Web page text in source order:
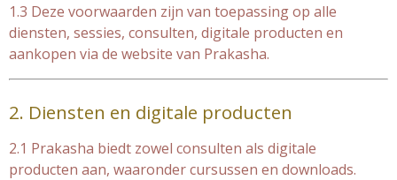
1.3 Deze voorwaarden zijn van toepassing op alle
diensten, sessies, consulten, digitale producten en
aankopen via de website van Prakasha.
2. Diensten en digitale producten
2.1 Prakasha biedt zowel consulten als digitale
producten aan, waaronder cursussen en downloads.